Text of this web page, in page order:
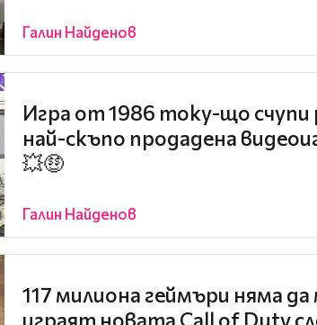
Галин Найденов
Игра от 1986 току-що счупи
най-скъпо продадена
💥🤑
Галин Найденов
117 милиона геймъри няма
играят новата Call of Duty